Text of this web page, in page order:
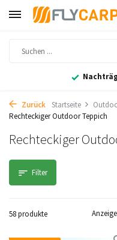
Zurück Startseite
Rechteckiger Outdoor Teppich
Rechteckiger
Filter
58 produkte